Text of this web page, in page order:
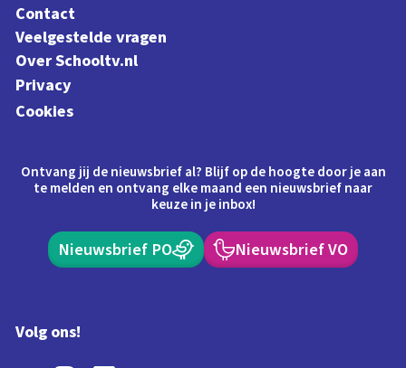
Contact
Veelgestelde vragen
Over Schooltv.nl
Privacy
Cookies
Ontvang jij de nieuwsbrief al? Blijf op de hoogte door je aan
te melden en ontvang elke maand een nieuwsbrief naar
keuze in je inbox!
Nieuwsbrief PO Nieuwsbrief VO
Volg ons!